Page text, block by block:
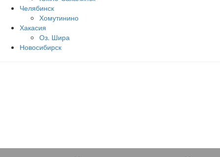
Челябинск
Хомутинино
Хакасия
Оз. Шира
Новосибирск